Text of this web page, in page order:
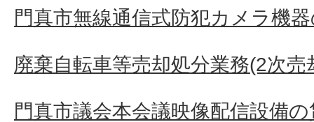
門真市無線通信式防犯カメラ機
廃棄自転車等売却処分業務(2次売
門真市議会本会議映像配信設備